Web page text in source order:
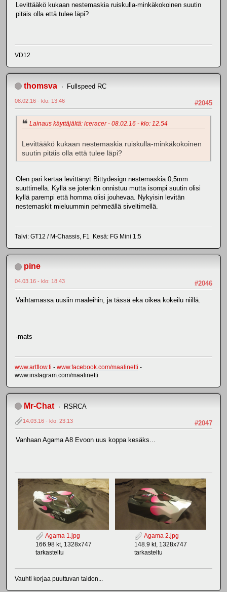
Levittääkö kukaan nestemaskia ruiskulla-minkäkokoinen suutin
pitäis olla että tulee läpi?
VD12
thomsva Fullspeed RC
#2045
08.02.16 - klo: 13.46
Lainaus käyttäjältä: iceracer - 08.02.16 - klo: 12.54
Levittääkö kukaan nestemaskia ruiskulla-minkäkokoinen
suutin pitäis olla että tulee läpi?
Olen pari kertaa levittänyt Bittydesign nestemaskia 0,5mm
suuttimella. Kyllä se jotenkin onnistuu mutta isompi suutin olisi
kyllä parempi että homma olisi jouhevaa. Nykyisin levitän
nestemaskit mieluummin pehmeällä siveltimellä.
Talvi: GT12 / M-Chassis, F1 Kesä: FG Mini 1:5
pine
#2046
04.03.16 - klo: 18.43
Vaihtamassa uusiin maaleihin, ja tässä eka oikea kokeilu niillä.
-mats
www.artflow.fi - www.facebook.com/maalinetti -
www.instagram.com/maalinetti
Mr-Chat RSRCA
#2047
14.03.16 - klo: 23.13
Vanhaan Agama A8 Evoon uus koppa kesäks...
Agama 1.jpg
166.98 kt, 1328x747
tarkasteltu
Agama 2.jpg
148.9 kt, 1328x747
tarkasteltu
Vauhti korjaa puuttuvan taidon...